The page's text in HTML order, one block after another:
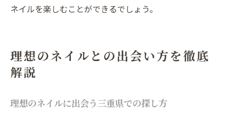
ネイルを楽しむことができるでしょう。
理想のネイルとの出会い方を徹底
解説
理想のネイルに出会う三重県での探し方